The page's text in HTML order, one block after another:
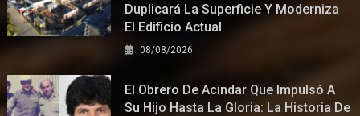
Duplicará La Superficie Y Moderniza
El Edificio Actual
08/08/2026
El Obrero De Acindar Que Impulsó A
Su Hijo Hasta La Gloria: La Historia De